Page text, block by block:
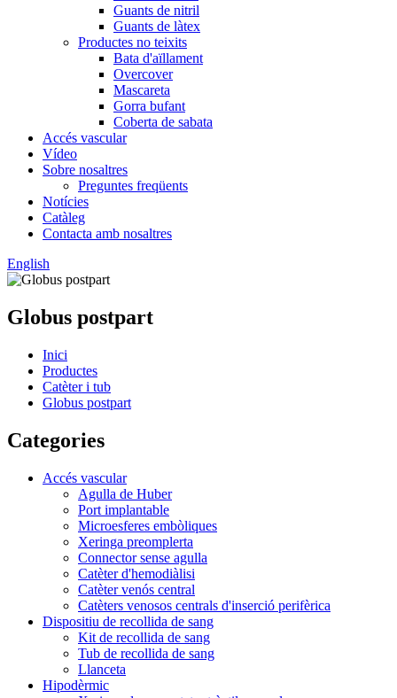
Guants de nitril
Guants de làtex
Productes no teixits
Bata d'aïllament
Overcover
Mascareta
Gorra bufant
Coberta de sabata
Accés vascular
Vídeo
Sobre nosaltres
Preguntes freqüents
Notícies
Catàleg
Contacta amb nosaltres
English
Globus postpart
Inici
Productes
Catèter i tub
Globus postpart
Categories
Accés vascular
Agulla de Huber
Port implantable
Microesferes embòliques
Xeringa preomplerta
Connector sense agulla
Catèter d'hemodiàlisi
Catèter venós central
Catèters venosos centrals d'inserció perifèrica
Dispositiu de recollida de sang
Kit de recollida de sang
Tub de recollida de sang
Llanceta
Hipodèrmic